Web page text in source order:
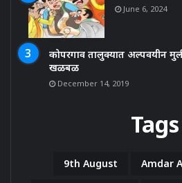
June 6, 2024
कोपरगाव तालुक्यात अल्पवयीन
खळबळ
December 14, 2019
Tags
9th August Amdar